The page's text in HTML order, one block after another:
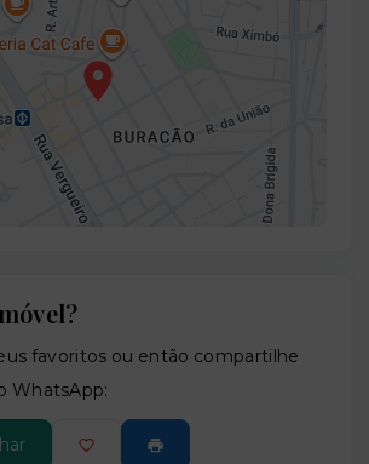
favoritos ou então compartilhe
WhatsApp: